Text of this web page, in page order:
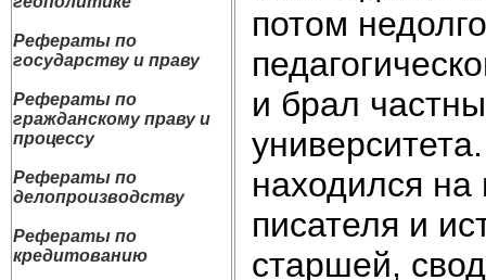
Рефераты по
государству и праву
Рефераты по
гражданскому праву и
процессу
Рефераты по
делопроизводству
Рефераты по
кредитованию
потом
и брал
находился на
писателя и
старшей,